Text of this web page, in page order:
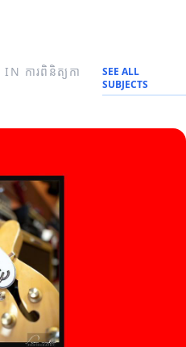
ការ​ពិនិត្យ​កា
SEE ALL
SUBJECTS